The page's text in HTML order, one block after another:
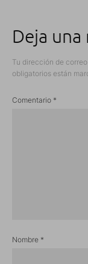
Deja una
Tu dirección de
obligatorios están
Comentario *
Nombre *